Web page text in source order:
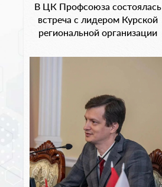
В ЦК Профсоюза состоялась
встреча с лидером Курской
региональной организации